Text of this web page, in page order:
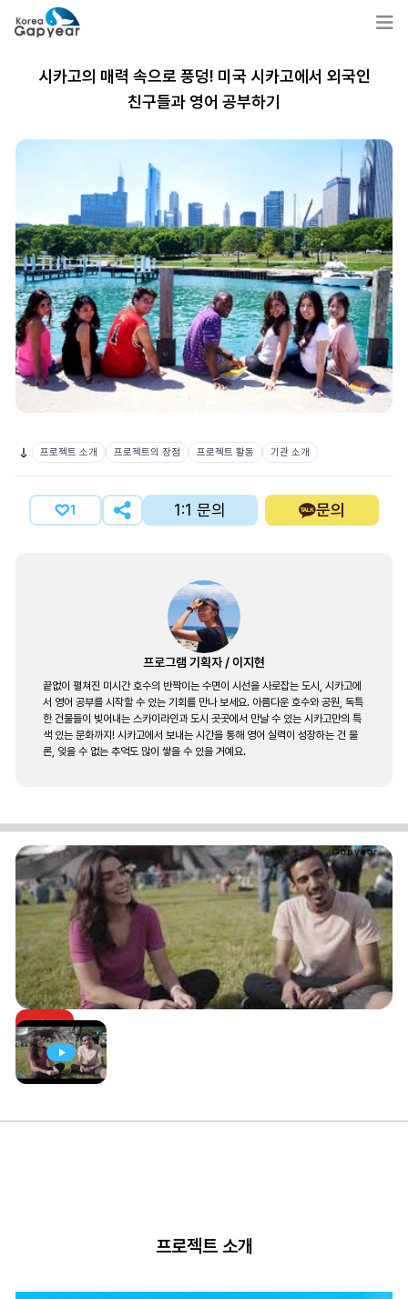
시카고의 매력 속으로 풍덩! 미국 시카고에서 외국인
친구들과 영어 공부하기
프로젝트 소개 프로젝트의 장점 프로젝트 활동 기관 소개
1 1:1 문의 문의
프로그램 기획자 /이지현
끝없이 펼쳐진 미시간 호수의 반짝이는 수면이 시선을 사로잡는 도시, 시카고에
서 영어 공부를 시작할 수 있는 기회를 만나 보세요. 아름다운 호수와 공원, 독특
한 건물들이 빚어내는 스카이라인과 도시 곳곳에서 만날 수 있는 시카고만의 특
색 있는 문화까지! 시카고에서 보내는 시간을 통해 영어 실력이 성장하는 건 물
론, 잊을 수 없는 추억도 많이 쌓을 수 있을 거예요.
프로젝트 소개